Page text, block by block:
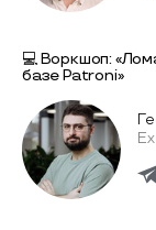
💻 Воркшоп:
базе Patroni»